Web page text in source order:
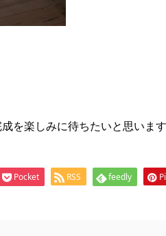
を楽しみに待ちたいと思います
Pocket RSS feedly